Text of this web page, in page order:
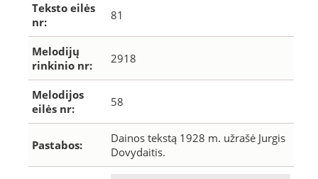
Teksto eilės
nr:
81
Melodijų
rinkinio nr:
2918
Melodijos
eilės nr:
58
Pastabos:
Dainos tekstą 1928 m. užrašė Jurgis
Dovydaitis.